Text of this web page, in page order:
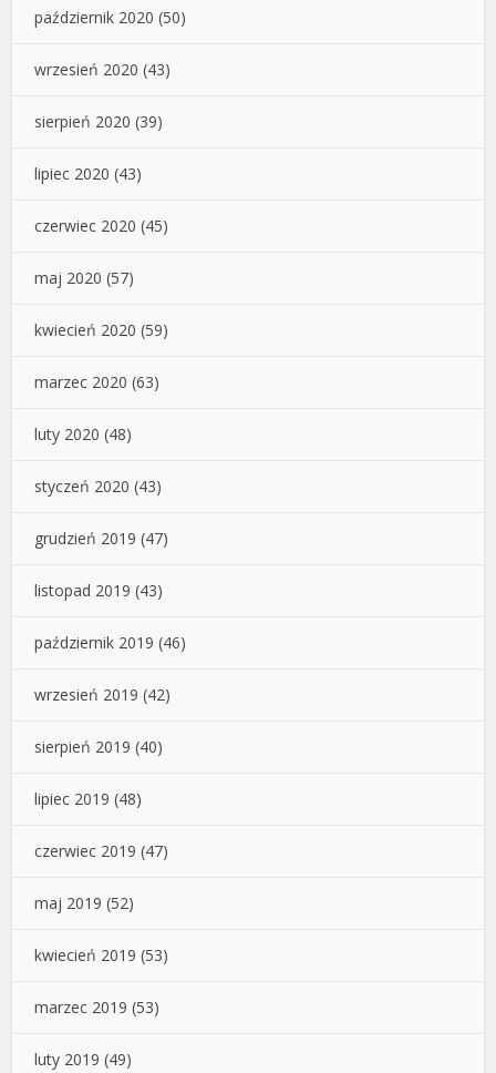
październik 2020 (50)
wrzesień 2020 (43)
sierpień 2020 (39)
lipiec 2020 (43)
czerwiec 2020 (45)
maj 2020 (57)
kwiecień 2020 (59)
marzec 2020 (63)
luty 2020 (48)
styczeń 2020 (43)
grudzień 2019 (47)
listopad 2019 (43)
październik 2019 (46)
wrzesień 2019 (42)
sierpień 2019 (40)
lipiec 2019 (48)
czerwiec 2019 (47)
maj 2019 (52)
kwiecień 2019 (53)
marzec 2019 (53)
luty 2019 (49)